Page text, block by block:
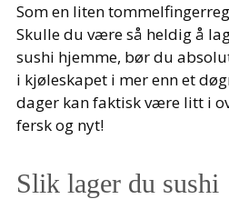
Som en liten
Skulle du være så heldig å
sushi hjemme, bør du
i kjøleskapet i mer enn et
dager kan faktisk være litt i
fersk og nyt!
Slik lager du sushi